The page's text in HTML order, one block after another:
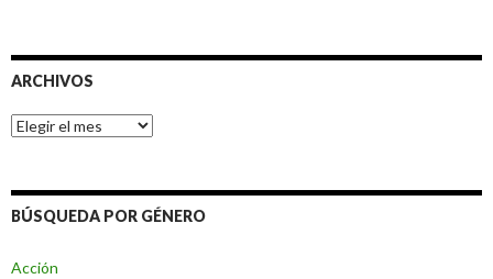
ARCHIVOS
Archivos
BÚSQUEDA POR GÉNERO
Acción